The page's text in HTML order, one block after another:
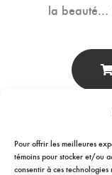
Pour offrir les meilleures
témoins pour stocker et/ou
consentir à ces
la beauté…
1